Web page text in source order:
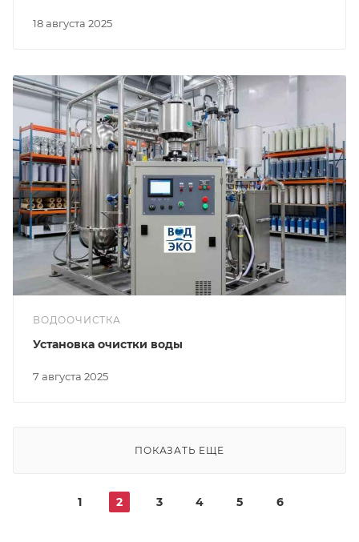
18 августа 2025
ВОДООЧИСТКА
7 августа 2025
Установка очистки воды
ПОКАЗАТЬ ЕЩЕ
1 2 3 4 5 6